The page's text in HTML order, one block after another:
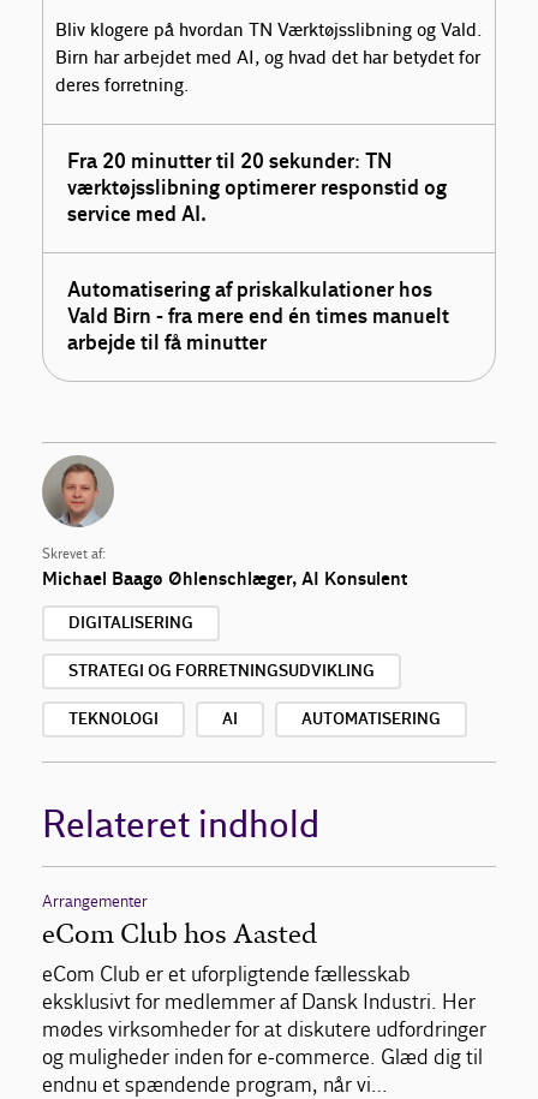
Bliv klogere på hvordan TN Værktøjsslibning og Vald.
Birn har arbejdet med AI, og hvad det har betydet for
deres forretning.
Fra 20 minutter til 20 sekunder: TN
værktøjsslibning optimerer responstid og
service med AI.
Automatisering af priskalkulationer hos
Vald Birn - fra mere end én times manuelt
arbejde til få minutter
Skrevet af:
Michael Baagø Øhlenschlæger, AI Konsulent
DIGITALISERING
STRATEGI OG FORRETNINGSUDVIKLING
TEKNOLOGI AI AUTOMATISERING
Relateret indhold
Arrangementer
eCom Club hos Aasted
eCom Club er et uforpligtende fællesskab
eksklusivt for medlemmer af Dansk Industri. Her
mødes virksomheder for at diskutere udfordringer
og muligheder inden for e-commerce. Glæd dig til
endnu et spændende program, når vi…